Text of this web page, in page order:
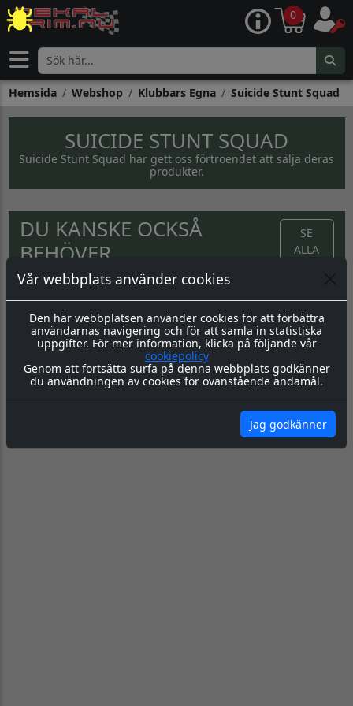
Vår webbplats använder cookies
Den här webbplatsen använder cookies för att förbättra
användarnas navigering och för att samla in statistiska
uppgifter. För mer information, klicka på följande vår
cookiepolicy
Genom att fortsätta surfa på denna webbplats godkänner
du användningen av cookies för ovanstående ändamål.
Jag godkänner
0
Hemsida Webshop Klubbars Egna Suicide Stunt Squad
SUICIDE STUNT SQUAD
Suicide Stunt Squad har gett oss förtroendet att sälja deras
produkter.
DU KANSKE OCKSÅ
BEHÖVER...
SE
ALLA
50:-
KÖP
169:-
KÖP KÖP
100:- 365:- 69:-
KÖP